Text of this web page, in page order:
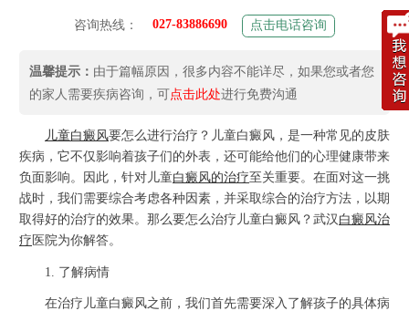
咨询热线： 027-83886690 点击电话咨询
温馨提示： 由于篇幅原因，很多内容不能详尽，如果您或者您
的家人需要疾病咨询，可点击此处进行免费沟通
儿童白癜风要怎么进行治疗？儿童白癜风，是一种常见的皮肤
疾病，它不仅影响着孩子们的外表，还可能给他们的心理健康带来
负面影响。因此，针对儿童白癜风的治疗至关重要。在面对这一挑
战时，我们需要综合考虑各种因素，并采取综合的治疗方法，以期
取得好的治疗的效果。那么要怎么治疗儿童白癜风？武汉 白癜风治
疗 医院为你解答。
1. 了解病情
在治疗儿童白癜风之前，我们首先需要深入了解孩子的具体病